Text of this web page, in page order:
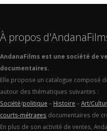
À propos
AndanaFilms est une société de
documentaires.
Elle propose un catalogue composé
autour des thématiques suivantes :
Société/politique – Histoire –Art/
courts-métrages documentaires de
En plus de son activité de ventes,